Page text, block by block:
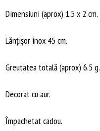
Dimensiuni (aprox) 1.5 x 2 cm.
Lănțișor inox 45 cm.
Greutatea totală (aprox) 6.5 g.
Decorat cu aur.
Împachetat cadou.